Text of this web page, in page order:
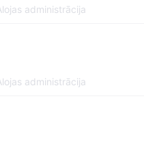
administrācija
administrācija